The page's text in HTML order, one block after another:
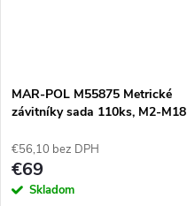
MAR-POL M55875 Metrické
závitníky sada 110ks, M2-M18
€56,10 bez DPH
€69
Skladom